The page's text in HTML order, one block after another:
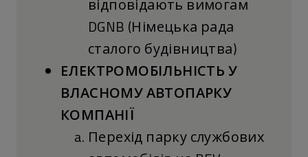
відповідають вимогам
DGNB (Німецька рада
сталого будівництва)
ЕЛЕКТРОМОБІЛЬНІСТЬ У
ВЛАСНОМУ АВТОПАРКУ
КОМПАНІЇ
Перехід парку службових